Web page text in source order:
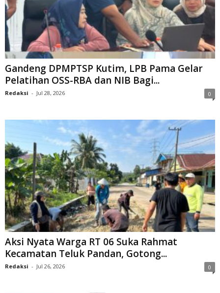
Gandeng DPMPTSP Kutim, LPB Pama Gelar
Pelatihan OSS-RBA dan NIB Bagi...
Redaksi - Jul 28, 2026 0
Aksi Nyata Warga RT 06 Suka Rahmat
Kecamatan Teluk Pandan, Gotong...
Redaksi - Jul 26, 2026 0